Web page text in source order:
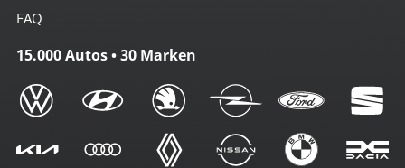
FAQ
15.000 Autos • 30 Marken